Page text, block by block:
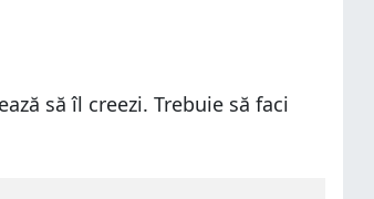
să îl creezi. Trebuie să faci